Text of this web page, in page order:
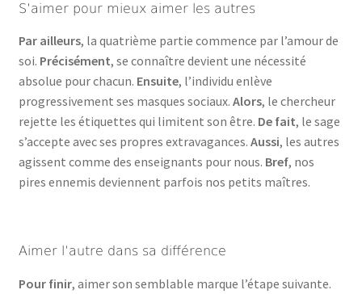
S’aimer pour mieux aimer les autres
Par ailleurs, la quatrième partie commence par l’amour de
soi. Précisément, se connaître devient une nécessité
absolue pour chacun. Ensuite, l’individu enlève
progressivement ses masques sociaux. Alors, le chercheur
rejette les étiquettes qui limitent son être. De fait, le sage
s’accepte avec ses propres extravagances. Aussi, les autres
agissent comme des enseignants pour nous. Bref, nos
pires ennemis deviennent parfois nos petits maîtres.
Aimer l’autre dans sa différence
Pour finir, aimer son semblable marque l’étape suivante.